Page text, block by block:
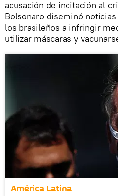
acusación de incitación al
Bolsonaro diseminó
los brasileños a infringir
utilizar máscaras y
América Latina